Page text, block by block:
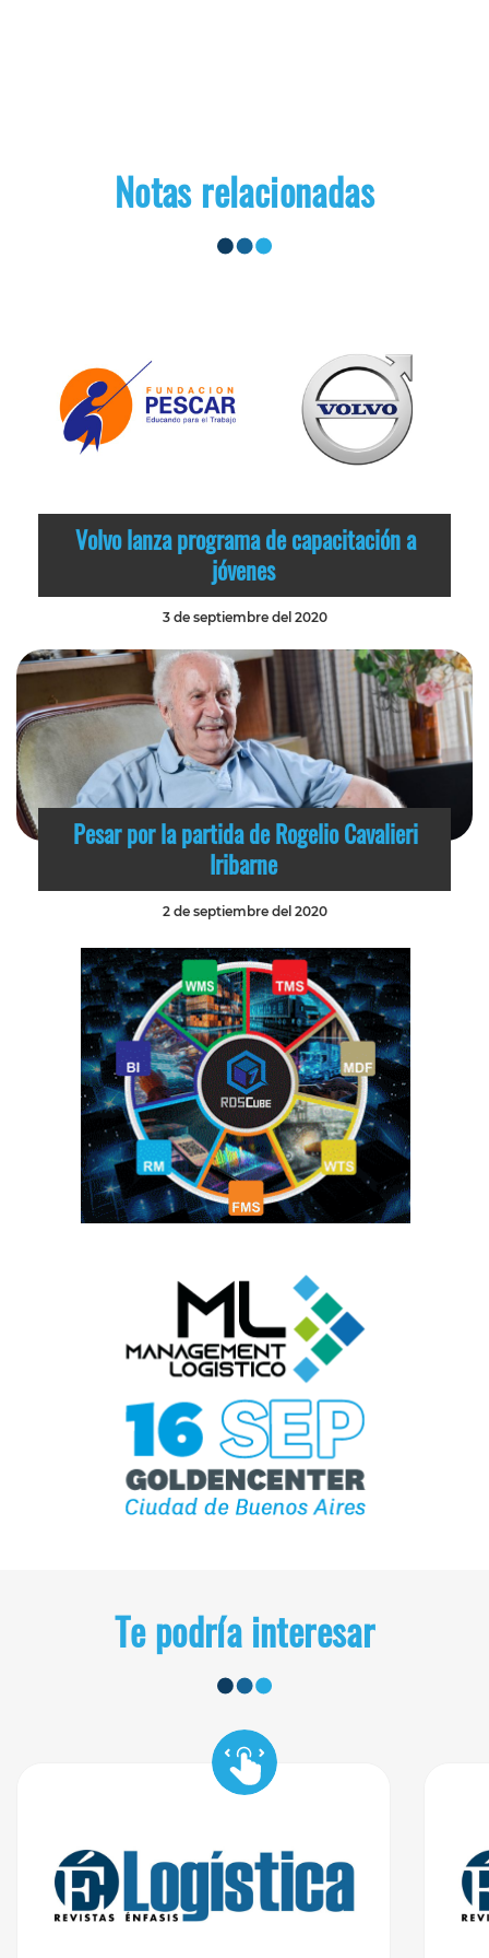
Notas relacionadas
Volvo lanza programa de capacitación a
jóvenes
3 de septiembre del 2020
Pesar por la partida de Rogelio Cavalieri
Iribarne
2 de septiembre del 2020
Te podría interesar